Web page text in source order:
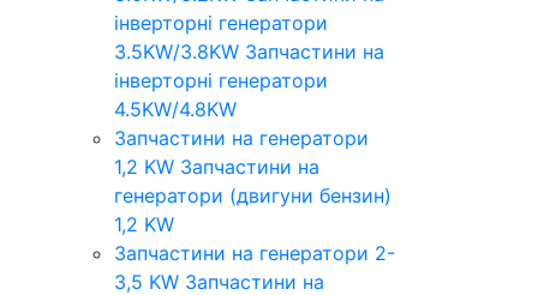
інверторні генератори
3.5KW/3.8KW Запчастини на
інверторні генератори
4.5KW/4.8KW
Запчастини на генератори
1,2 KW Запчастини на
генератори (двигуни бензин)
1,2 KW
Запчастини на генератори 2-
3,5 KW Запчастини на